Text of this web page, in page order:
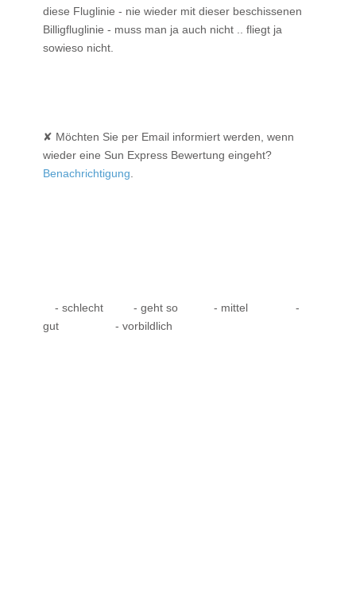
diese Fluglinie - nie wieder mit dieser beschissenen
Billigfluglinie - muss man ja auch nicht .. fliegt ja
sowieso nicht.
✘ Möchten Sie per Email informiert werden, wenn
wieder eine Sun Express Bewertung eingeht?
Benachrichtigung
- schlecht - geht so - mittel
-
gut
- vorbildlich